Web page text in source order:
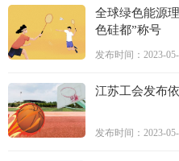
全球绿色能源
色硅都”称号
发布时间：2023-
江苏工会发布
发布时间：2023-